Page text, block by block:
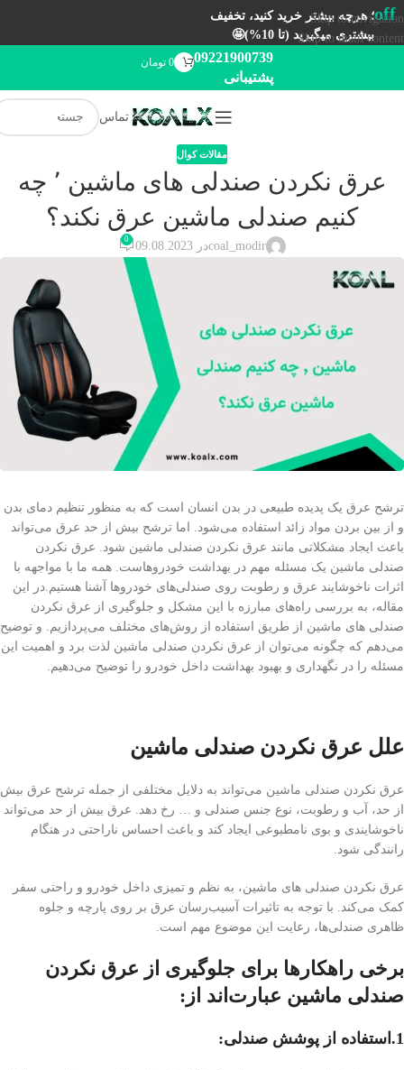
Skip to navigation
Skip to main content
off؛ هرچه بیشتر خرید کنید، تخفیف
بیشتری میگیرید (تا 10%)🤩
09221900739
پشتیبانی
0 تومان
تماس
مقالات کوال
عرق نکردن صندلی های ماشین ٬ چه
کنیم صندلی ماشین عرق نکند؟
coal_modirدر 09.08.2023 0
ترشح عرق یک پدیده طبیعی در بدن انسان است که به منظور تنظیم دمای بدن
و از بین بردن مواد زائد استفاده می‌شود. اما ترشح بیش از حد عرق می‌تواند
باعث ایجاد مشکلاتی مانند عرق نکردن صندلی ماشین شود. عرق نکردن
صندلی ماشین یک مسئله مهم در بهداشت خودروهاست. همه ما با مواجهه با
اثرات ناخوشایند عرق و رطوبت روی صندلی‌های خودروها آشنا هستیم.در این
مقاله، به بررسی راه‌های مبارزه با این مشکل و جلوگیری از عرق نکردن
صندلی های ماشین از طریق استفاده از روش‌های مختلف می‌پردازیم. و توضیح
می‌دهم که چگونه می‌توان از عرق نکردن صندلی ماشین لذت برد و اهمیت این
مسئله را در نگهداری و بهبود بهداشت داخل خودرو را توضیح می‌دهیم.
علل عرق نکردن صندلی ماشین
عرق نکردن صندلی ماشین می‌تواند به دلایل مختلفی از جمله ترشح عرق بیش
از حد، آب و رطوبت، نوع جنس صندلی و … رخ دهد. عرق بیش از حد می‌تواند
ناخوشایندی و بوی نامطبوعی ایجاد کند و باعث احساس ناراحتی در هنگام
رانندگی شود.
عرق نکردن صندلی های ماشین، به نظم و تمیزی داخل خودرو و راحتی سفر
کمک می‌کند. با توجه به تاثیرات آسیب‌رسان عرق بر روی پارچه و جلوه
ظاهری صندلی‌ها، رعایت این موضوع مهم است.
برخی راهکارها برای جلوگیری از عرق نکردن
صندلی ماشین عبارت‌اند از:
1.استفاده از پوشش صندلی: